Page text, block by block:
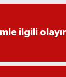
ilgili